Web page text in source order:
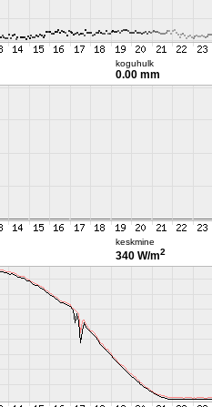
koguhulk
0.00 mm
keskmine
340 W/m2